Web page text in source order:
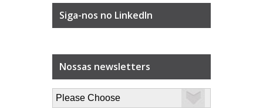
Siga-nos no LinkedIn
Nossas newsletters